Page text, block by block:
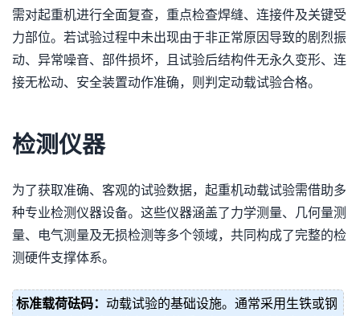
需对起重机进行全面复查，重点检查焊缝、连接件及关键受
力部位。若试验过程中未出现由于非正常原因导致的剧烈振
动、异常噪音、部件损坏，且试验后结构件无永久变形、连
接无松动、安全装置动作准确，则判定动载试验合格。
检测仪器
为了获取准确、客观的试验数据，起重机动载试验需借助多
种专业检测仪器设备。这些仪器涵盖了力学测量、几何量测
量、电气测量及无损检测等多个领域，共同构成了完整的检
测硬件支撑体系。
标准载荷砝码： 动载试验的基础设施。通常采用生铁或钢